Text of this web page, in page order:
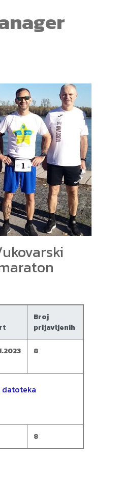
Broj
prijavljenih
8
datoteka
8